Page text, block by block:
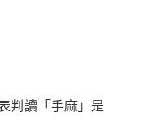
判讀「手麻」是